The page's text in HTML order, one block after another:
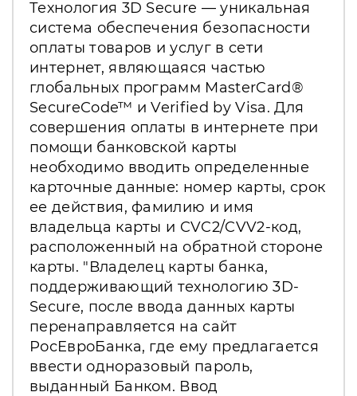
Технология 3D Secure — уникальная
система обеспечения безопасности
оплаты товаров и услуг в сети
интернет, являющаяся частью
глобальных программ MasterCard®
SecureCode™ и Verified by Visa. Для
совершения оплаты в интернете при
помощи банковской карты
необходимо вводить определенные
карточные данные: номер карты, срок
ее действия, фамилию и имя
владельца карты и CVC2/CVV2-код,
расположенный на обратной стороне
карты. "Владелец карты банка,
поддерживающий технологию 3D-
Secure, после ввода данных карты
перенаправляется на сайт
РосЕвроБанка, где ему предлагается
ввести одноразовый пароль,
выданный Банком. Ввод